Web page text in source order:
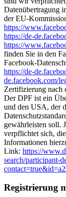
Datenübertragung
der EU-
https://
https://de-
https://
finden Sie in den
Facebook-
https://de-
de.facebook.com/
Zertifizierung nach
Der DPF ist ein
und den USA, der
gewährleisten soll.
verpflichtet sich,
Informationen
Link: https://
search/participant-
Registrierung